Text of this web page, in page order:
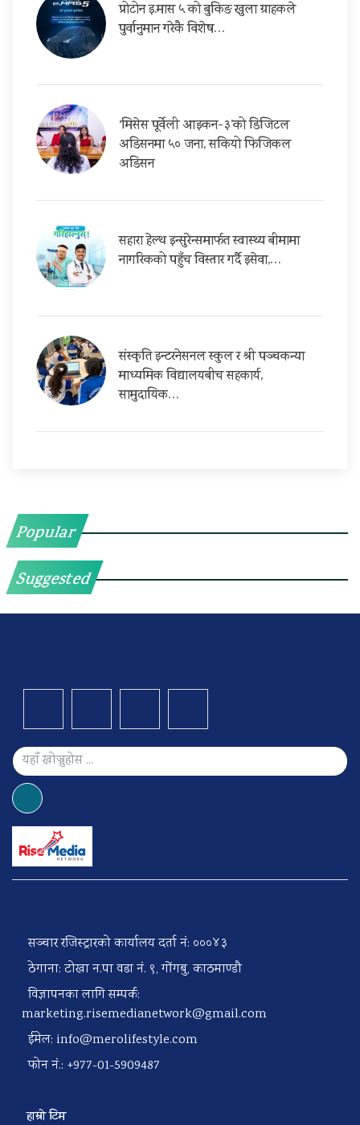
प्रोटोन इ.मास ५ को बुकिङ खुला ग्राहकले
पुर्वानुमान गरेकै विशेष…
‘मिसेस पूर्वेली आइकन-३’को डिजिटल
अडिसनमा ५० जना, सकियो फिजिकल
अडिसन
सहारा हेल्थ इन्सुरेन्समार्फत स्वास्थ्य बीमामा
नागरिकको पहुँच विस्तार गर्दै इसेवा,…
संस्कृति इन्टरनेसनल स्कुल र श्री पञ्चकन्या
माध्यमिक विद्यालयबीच सहकार्य,
सामुदायिक…
Popular
Suggested
सञ्चार रजिस्ट्रारको कार्यालय दर्ता नं: ०००४३
ठेगाना: टोखा न.पा वडा नं. ९, गोंगबु, काठमाण्डौ
विज्ञापनका लागि सम्पर्क:
marketing.risemedianetwork@gmail.com
ईमेल: info@merolifestyle.com
फोन नं.: +977-01-5909487
हाम्रो टिम